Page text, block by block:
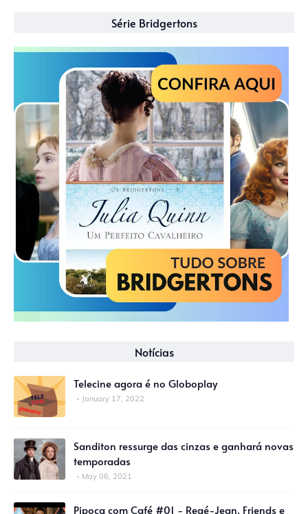
Série Bridgertons
Notícias
Telecine agora é no Globoplay
January 17, 2022
Sanditon ressurge das cinzas e ganhará novas
temporadas
May 06, 2021
Pipoca com Café #01 - Regé-Jean, Friends e